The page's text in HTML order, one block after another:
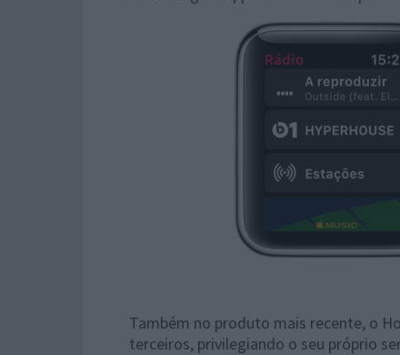
Também no produto mais recente, o
terceiros, privilegiando o seu próprio